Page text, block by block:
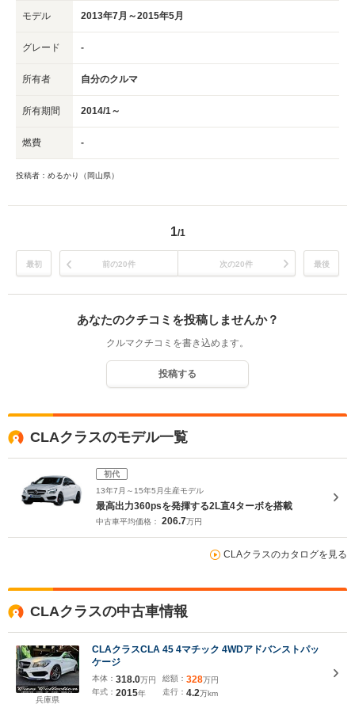
モデル 2013年7月～2015年5月
グレード -
所有者 自分のクルマ
所有期間 2014/1～
燃費 -
投稿者：めるかり（岡山県）
1/1
最初 前の20件 次の20件 最後
あなたのクチコミを投稿しませんか？
クルマクチコミを書き込めます。
投稿する
CLAクラスのモデル一覧
初代
13年7月～15年5月生産モデル
最高出力360psを発揮する2L直4ターボを搭載
中古車平均価格： 206.7万円
CLAクラスのカタログを見る
CLAクラスの中古車情報
兵庫県
CLAクラスCLA 45 4マチック 4WDアドバンストパッ
ケージ
本体： 318.0万円
年式： 2015年
総額： 328万円
走行： 4.2万km